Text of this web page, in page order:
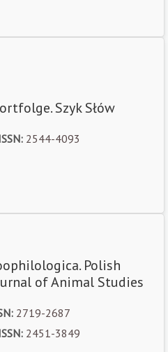
Szyk Słów
2544-4093
Polish
of Animal Studies
2719-2687
2451-3849